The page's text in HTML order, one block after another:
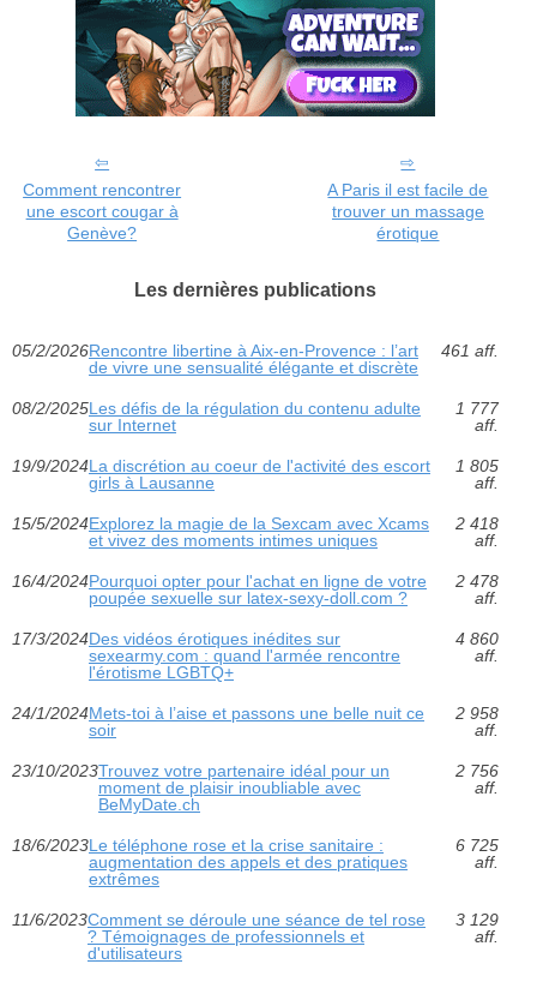
Comment rencontrer
une escort cougar à
Genève?
A Paris il est facile de
trouver un massage
érotique
Les dernières publications
05/2/2026Rencontre libertine à Aix-en-Provence : l’art
de vivre une sensualité élégante et discrète
461 aff.
08/2/2025Les défis de la régulation du contenu adulte
sur Internet
1 777
aff.
19/9/2024La discrétion au coeur de l'activité des escort
girls à Lausanne
1 805
aff.
15/5/2024Explorez la magie de la Sexcam avec Xcams
et vivez des moments intimes uniques
2 418
aff.
16/4/2024Pourquoi opter pour l'achat en ligne de votre
poupée sexuelle sur latex-sexy-doll.com ?
2 478
aff.
17/3/2024Des vidéos érotiques inédites sur
sexearmy.com : quand l'armée rencontre
l'érotisme LGBTQ+
4 860
aff.
24/1/2024Mets-toi à l’aise et passons une belle nuit ce
soir
2 958
aff.
23/10/2023Trouvez votre partenaire idéal pour un
moment de plaisir inoubliable avec
BeMyDate.ch
2 756
aff.
18/6/2023Le téléphone rose et la crise sanitaire :
augmentation des appels et des pratiques
extrêmes
6 725
aff.
11/6/2023Comment se déroule une séance de tel rose
? Témoignages de professionnels et
d'utilisateurs
3 129
aff.